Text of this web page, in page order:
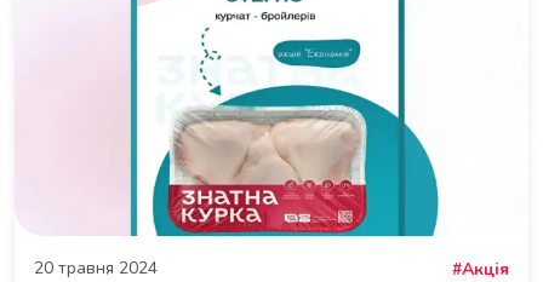
20 травня 2024 Акція